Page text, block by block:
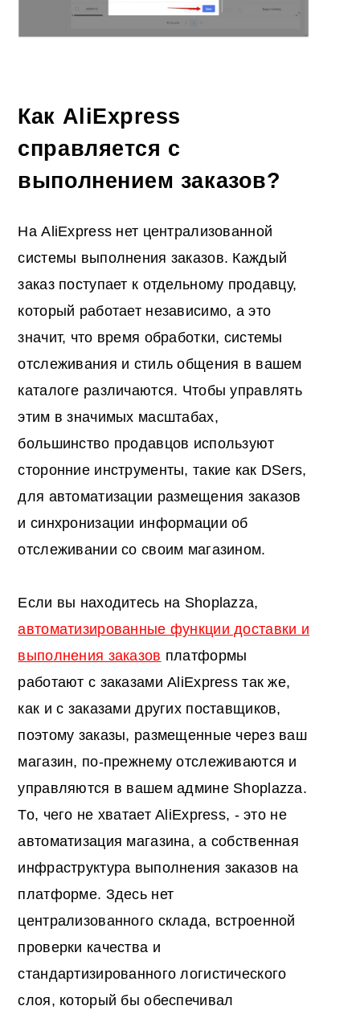
Как AliExpress
справляется с
выполнением заказов?
На AliExpress нет централизованной
системы выполнения заказов. Каждый
заказ поступает к отдельному продавцу,
который работает независимо, а это
значит, что время обработки, системы
отслеживания и стиль общения в вашем
каталоге различаются. Чтобы управлять
этим в значимых масштабах,
большинство продавцов используют
сторонние инструменты, такие как DSers,
для автоматизации размещения заказов
и синхронизации информации об
отслеживании со своим магазином.
Если вы находитесь на Shoplazza,
автоматизированные функции доставки и
выполнения заказов платформы
работают с заказами AliExpress так же,
как и с заказами других поставщиков,
поэтому заказы, размещенные через ваш
магазин, по-прежнему отслеживаются и
управляются в вашем админе Shoplazza.
То, чего не хватает AliExpress, - это не
автоматизация магазина, а собственная
инфраструктура выполнения заказов на
платформе. Здесь нет
централизованного склада, встроенной
проверки качества и
стандартизированного логистического
слоя, который бы обеспечивал